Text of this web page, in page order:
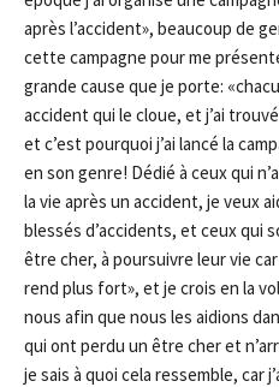
après l’accident», beaucoup de
cette campagne pour me
grande cause que je porte:
accident qui le cloue, et j’ai
et c’est pourquoi j’ai lancé la
en son genre! Dédié à ceux qui
la vie après un accident, je veux
blessés d’accidents, et ceux qui
être cher, à poursuivre leur vie
rend plus fort», et je crois en la
nous afin que nous les aidions
qui ont perdu un être cher et
je sais à quoi cela ressemble, car